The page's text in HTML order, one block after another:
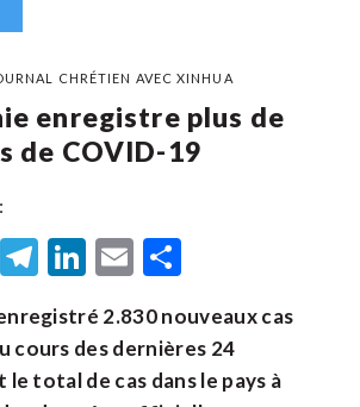
CHRÉTIEN AVEC XINHUA
enregistre plus de
de COVID-19
WhatsApp
Telegram
LinkedIn
Email
2.830 nouveaux cas
cours des dernières 24
total de cas dans le pays à